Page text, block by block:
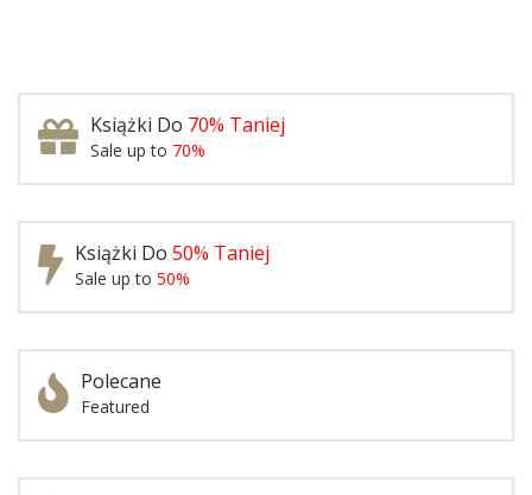
Książki Do 70% Taniej
Sale up to 70%
Książki Do 50% Taniej
Sale up to 50%
Polecane
Featured